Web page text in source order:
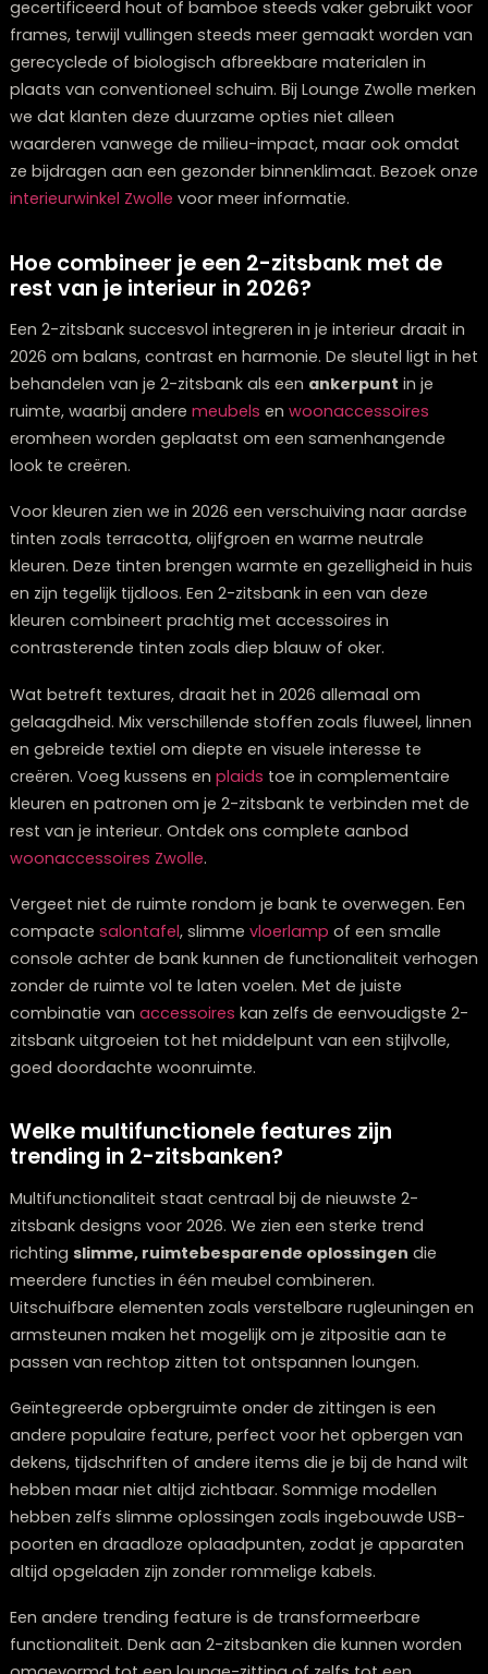
Natuurlijke vezels zoals hennep, biologisch katoen en
winnen ook aan populariteit. Deze materialen zijn niet
alleen duurzamer geproduceerd, maar bieden ook
ademende eigenschappen en zijn vaak
Voor bekleding zien we een sterke opkomst van
plantaardig gelooid leer als alternatief voor
uitstraling en duurzaamheid biedt.
Wat betreft de constructie van 2-zitsbanken, wordt
gecertificeerd hout of bamboe steeds vaker gebruikt
frames, terwijl vullingen steeds meer gemaakt
gerecyclede of biologisch afbreekbare materialen in
plaats van conventioneel schuim. Bij Lounge Zwolle
we dat klanten deze duurzame opties niet alleen
ze bijdragen aan een gezonder binnenklimaat.
interieurwinkel Zwollevoor meer informatie.
Hoe combineer je een 2-zitsbank met
rest van je interieur in 2026?
Een 2-zitsbank succesvol integreren in je interieur
2026 om balans, contrast en harmonie. De sleutel ligt
behandelen van je 2-zitsbank als eenankerpunt
ruimte, waarbij andere meubelsenwoonaccessoires
eromheen worden geplaatst om een
look te creëren.
Voor kleuren zien we in 2026 een verschuiving naar
tinten zoals terracotta, olijfgroen en warme neutrale
kleuren. Deze tinten brengen warmte en gezelligheid
en zijn tegelijk tijdloos. Een 2-zitsbank in een van deze
kleuren combineert prachtig met accessoires in
contrasterende tinten zoals diep blauw of oker.
gelaagdheid. Mix verschillende stoffen zoals fluweel,
en gebreide textiel om diepte en visuele interesse te
creëren. Voeg kussens enplaidstoe in
kleuren en patronen om je 2-zitsbank te verbinden
rest van je interieur. Ontdek ons complete aanbod
woonaccessoires Zwolle.
Vergeet niet de ruimte rondom je bank te overwegen.
compactesalontafel, slimmevloerlampof een
zonder de ruimte vol te laten voelen. Met de juiste
combinatie van accessoires kan zelfs de
zitsbank uitgroeien tot het middelpunt van een
goed doordachte woonruimte.
Welke multifunctionele features zijn
trending in 2-zitsbanken?
Multifunctionaliteit staat centraal bij de nieuwste 2-